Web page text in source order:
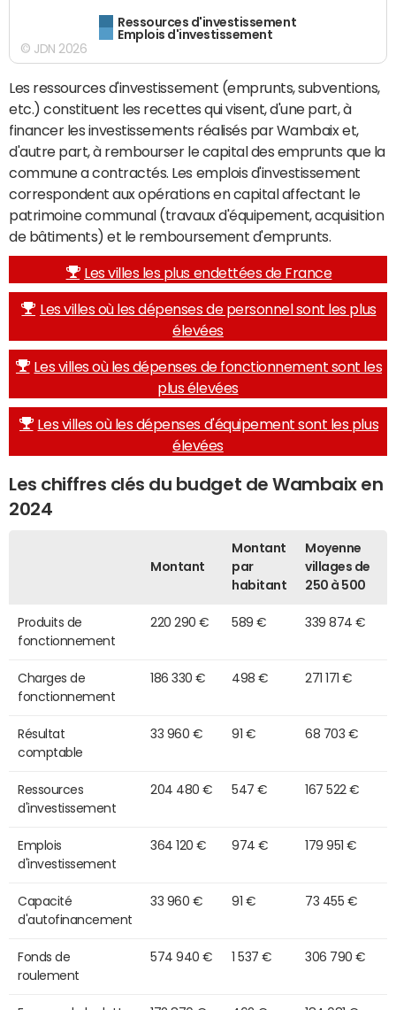
Ressources d'investissement
Emplois d'investissement
© JDN 2026
Les ressources d'investissement (emprunts, subventions,
etc.) constituent les recettes qui visent, d'une part, à
financer les investissements réalisés par Wambaix et,
d'autre part, à rembourser le capital des emprunts que la
commune a contractés. Les emplois d'investissement
correspondent aux opérations en capital affectant le
patrimoine communal (travaux d'équipement, acquisition
de bâtiments) et le remboursement d'emprunts.
Les villes les plus endettées de France
Les villes où les dépenses de personnel sont les plus
élevées
Les villes où les dépenses de fonctionnement sont les
plus élevées
Les villes où les dépenses d'équipement sont les plus
élevées
Les chiffres clés du budget de Wambaix en
2024
Montant
Montant
par
habitant
Moyenne
villages de
250 à 500
Produits de
fonctionnement
220 290 € 589 € 339 874 €
Charges de
fonctionnement
186 330 € 498 € 271 171 €
Résultat
comptable
33 960 € 91 € 68 703 €
Ressources
d'investissement
204 480 € 547 € 167 522 €
Emplois
d'investissement
364 120 € 974 € 179 951 €
Capacité
d'autofinancement
33 960 € 91 € 73 455 €
Fonds de
roulement
574 940 € 1 537 € 306 790 €